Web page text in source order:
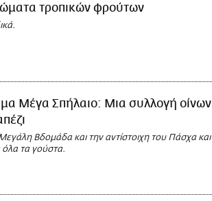
τροπικών φρούτων
Μέγα Σπήλαιο: Μια συλλογή οίνων
Βδομάδα και την αντίστοιχη του Πάσχα και
όλα τα γούστα.